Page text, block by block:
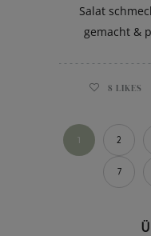
Salat
gemacht &
8 LIKES
1 2
7